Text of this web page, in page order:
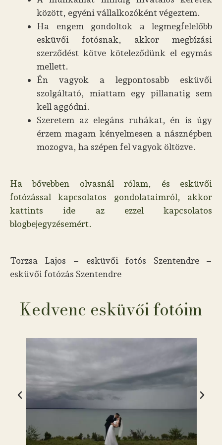
között, egyéni vállalkozóként végeztem.
Ha engem gondoltok a legmegfelelőbb
esküvői fotósnak, akkor megbízási
szerződést kötve köteleződünk el egymás
mellett.
Én vagyok a legpontosabb esküvői
szolgáltató, miattam egy pillanatig sem
kell aggódni.
Szeretem az elegáns ruhákat, én is úgy
érzem magam kényelmesen a násznépben
mozogva, ha szépen fel vagyok öltözve.
Ha bővebben olvasnál rólam, és esküvői
fotózással kapcsolatos gondolataimról, akkor
kattints ide az ezzel kapcsolatos
blogbejegyzésemért.
Torzsa Lajos – esküvői fotós Szentendre –
esküvői fotózás Szentendre
Kedvenc esküvői fotóim